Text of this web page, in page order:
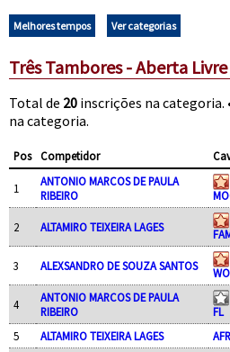
Melhores tempos Ver categorias
Três Tambores - Aberta Livre
Total de 20inscrições na categoria.
na categoria.
Pos Competidor
1
ANTONIO MARCOS DE PAULA
RIBEIRO
2 ALTAMIRO TEIXEIRA LAGES
3 ALEXSANDRO DE SOUZA SANTOS
WO
4
ANTONIO MARCOS DE PAULA
RIBEIRO
FL
5 ALTAMIRO TEIXEIRA LAGES